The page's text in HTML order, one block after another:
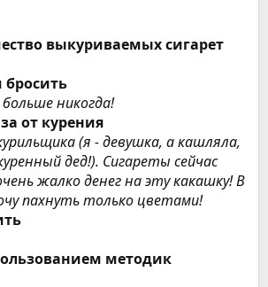
выкуриваемых сигарет
никогда!
от курения
(я - девушка, а кашляла,
дед!). Сигареты сейчас
жалко денег на эту какашку! В
пахнуть только цветами!
методик